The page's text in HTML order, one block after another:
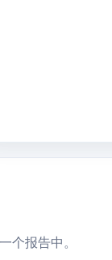
个报告中。